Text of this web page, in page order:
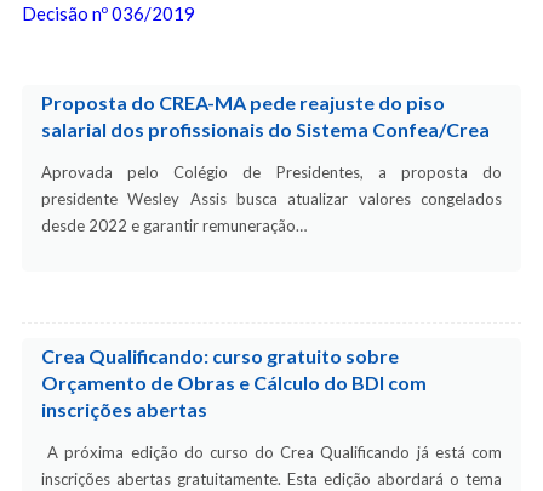
Decisão nº 036/2019
Proposta do CREA-MA pede reajuste do piso
salarial dos profissionais do Sistema Confea/Crea
Aprovada pelo Colégio de Presidentes, a proposta do
presidente Wesley Assis busca atualizar valores congelados
desde 2022 e garantir remuneração…
Crea Qualificando: curso gratuito sobre
Orçamento de Obras e Cálculo do BDI com
inscrições abertas
A próxima edição do curso do Crea Qualificando já está com
inscrições abertas gratuitamente. Esta edição abordará o tema